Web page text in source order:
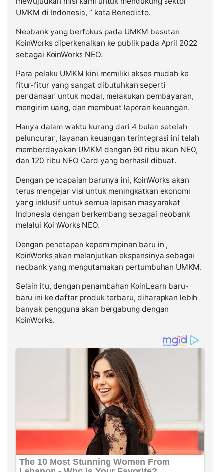
UMKM di Indonesia, ” kata Benedicto.
Neobank yang berfokus pada UMKM besutan
KoinWorks diperkenalkan ke publik pada April 2022
sebagai KoinWorks NEO.
Para pelaku UMKM kini memiliki akses mudah ke
fitur-fitur yang sangat dibutuhkan seperti
pendanaan untuk modal, melakukan pembayaran,
mengirim uang, dan membuat laporan keuangan.
Hanya dalam waktu kurang dari 4 bulan setelah
peluncuran, layanan keuangan terintegrasi ini telah
memberdayakan UMKM dengan 90 ribu akun NEO,
dan 120 ribu NEO Card yang berhasil dibuat.
Dengan pencapaian barunya ini, KoinWorks akan
terus mengejar visi untuk meningkatkan ekonomi
yang inklusif untuk semua lapisan masyarakat
Indonesia dengan berkembang sebagai neobank
melalui KoinWorks NEO.
Dengan penetapan kepemimpinan baru ini,
KoinWorks akan melanjutkan ekspansinya sebagai
neobank yang mengutamakan pertumbuhan UMKM.
Selain itu, dengan penambahan KoinLearn baru-
baru ini ke daftar produk terbaru, diharapkan lebih
banyak pengguna akan bergabung dengan
KoinWorks.